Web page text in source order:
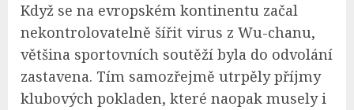
Když se na evropském kontinentu začal
nekontrolovatelně šířit virus z Wu-chanu,
většina sportovních soutěží byla do odvolání
zastavena. Tím samozřejmě utrpěly příjmy
klubových pokladen, které naopak musely i